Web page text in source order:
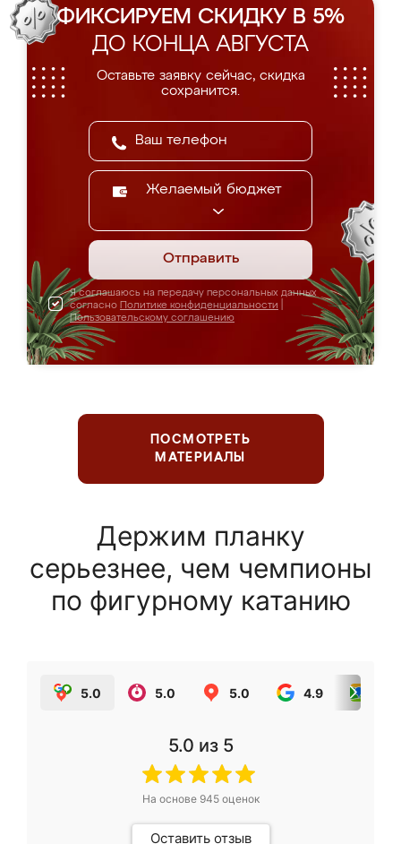
ФИКСИРУЕМ СКИДКУ В 5%
ДО КОНЦА АВГУСТА
Оставьте заявку сейчас, скидка
сохранится.
Желаемый бюджет
Отправить
Я соглашаюсь на передачу персональных данных
согласно Политике конфиденциальности
Пользовательскому соглашению
ПОСМОТРЕТЬ
МАТЕРИАЛЫ
Держим планку
серьезнее, чем чемпионы
по фигурному катанию
5.0 5.0 5.0 4.9
5.0 из 5
На основе 945оценок
Оставить отзыв